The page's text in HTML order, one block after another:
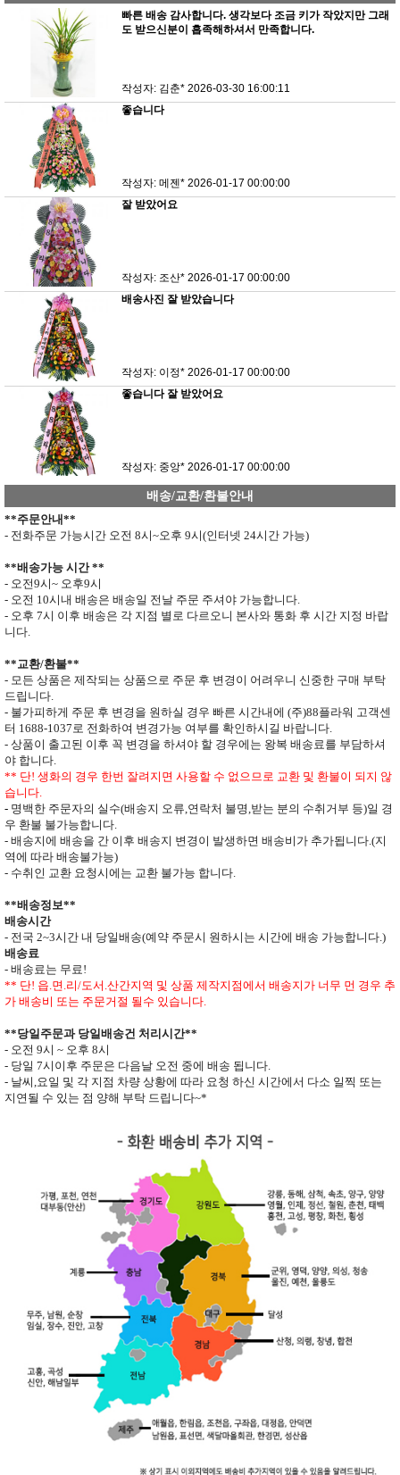
빠른 배송 감사합니다. 생각보다 조금 키가 작았지만 그래
도 받으신분이 흡족해하셔서 만족합니다.
작성자: 김춘* 2026-03-30 16:00:11
좋습니다
작성자: 메젠* 2026-01-17 00:00:00
잘 받았어요
작성자: 조산* 2026-01-17 00:00:00
배송사진 잘 받았습니다
작성자: 이정* 2026-01-17 00:00:00
좋습니다 잘 받았어요
작성자: 중앙* 2026-01-17 00:00:00
배송/교환/환불안내
**주문안내**
- 전화주문 가능시간 오전 8시~오후 9시(인터넷 24시간 가능)
**배송가능 시간**
- 오전9시~ 오후9시
- 오전 10시내 배송은 배송일 전날 주문 주셔야 가능합니다.
- 오후 7시 이후 배송은 각 지점 별로 다르오니 본사와 통화 후 시간 지정 바랍
니다.
**교환/환불**
- 모든 상품은 제작되는 상품으로 주문 후 변경이 어려우니 신중한 구매 부탁
드립니다.
- 불가피하게 주문 후 변경을 원하실 경우 빠른 시간내에 (주)88플라워 고객센
터 1688-1037로 전화하여 변경가능 여부를 확인하시길 바랍니다.
- 상품이 출고된 이후 꼭 변경을 하셔야 할 경우에는 왕복 배송료를 부담하셔
야 합니다.
** 단! 생화의 경우 한번 잘려지면 사용할 수 없으므로 교환 및 환불이 되지 않
습니다.
- 명백한 주문자의 실수(배송지 오류,연락처 불명,받는 분의 수취거부 등)일 경
우 환불 불가능합니다.
- 배송지에 배송을 간 이후 배송지 변경이 발생하면 배송비가 추가됩니다.(지
역에 따라 배송불가능)
- 수취인 교환 요청시에는 교환 불가능 합니다.
**배송정보**
배송시간
- 전국 2~3시간 내 당일배송(예약 주문시 원하시는 시간에 배송 가능합니다.)
배송료
- 배송료는 무료!
** 단! 읍.면 .리/도서 .산간지역 및 상품 제작지점에서 배송지가 너무 먼 경우 추
가 배송비 또는 주문거절 될수 있습니다.
**당일주문과 당일배송건 처리시간**
- 오전 9시 ~ 오후 8시
- 당일 7시이후 주문은 다음날 오전 중에 배송 됩니다.
- 날씨,요일 및 각 지점 차량 상황에 따라 요청 하신 시간에서 다소 일찍 또는
지연될 수 있는 점 양해 부탁 드립니다~*